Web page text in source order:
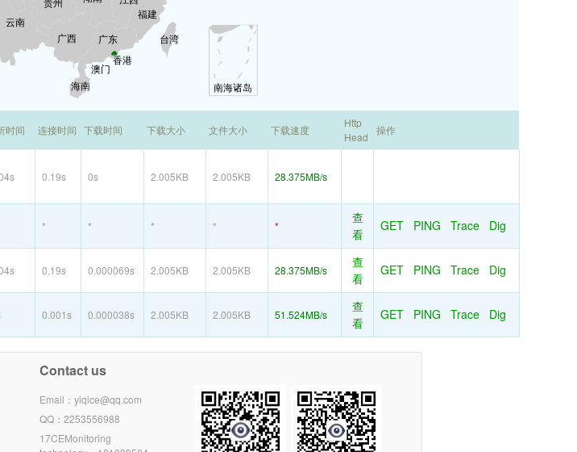
时间 连接时间 下载时间 下载大小 文件大小 下载速度
Http
Head
操作
0.19s 0s 2.005KB 2.005KB 28.375MB/s
* * * * *
查
看
GET PING Trace Dig
0.19s 0.000069s 2.005KB 2.005KB 28.375MB/s
查
看
GET PING Trace Dig
0.001s 0.000038s 2.005KB 2.005KB 51.524MB/s
查
看
GET PING Trace Dig
Contact us
Email：yiqice@qq.com
QQ：2253556988
17CEMonitoring